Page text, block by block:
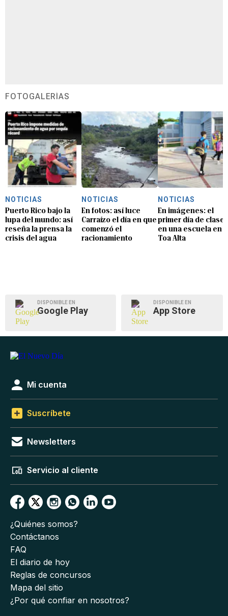
FOTOGALERÍAS
NOTICIAS
Puerto Rico bajo la
lupa del mundo: así
reseña la prensa la
crisis del agua
NOTICIAS
En fotos: así luce
Carraízo el día en que
comenzó el
racionamiento
NOTICIAS
En imágenes: el
primer día de clases
en una escuela en
Toa Alta
DISPONIBLE EN
Google Play
DISPONIBLE EN
App Store
Mi cuenta
Suscríbete
Newsletters
Servicio al cliente
¿Quiénes somos?
Contáctanos
FAQ
El diario de hoy
Reglas de concursos
Mapa del sitio
¿Por qué confiar en nosotros?